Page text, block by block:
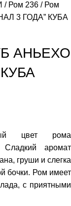
Ром 236
Ром
3 ГОДА” КУБА
АНЬЕХО
цвет рома
Сладкий аромат
груши и слегка
бочки. Ром имеет
с приятными